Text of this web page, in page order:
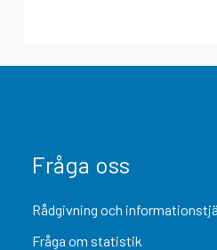
Fråga oss
Rådgivning och
Fråga om statistik